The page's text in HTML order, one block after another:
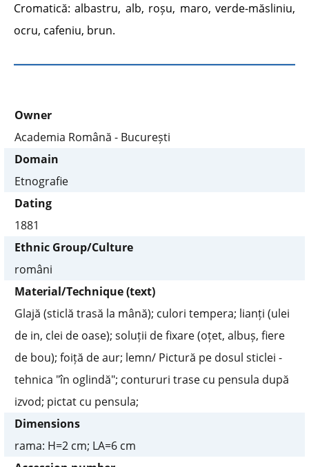
Cromatică: albastru, alb, roșu, maro, verde-măsliniu,
ocru, cafeniu, brun.
Owner
Academia Română - București
Domain
Etnografie
Dating
1881
Ethnic Group/Culture
români
Material/Technique (text)
Glajă (sticlă trasă la mână); culori tempera; lianți (ulei
de in, clei de oase); soluții de fixare (oțet, albuș, fiere
de bou); foiță de aur; lemn/ Pictură pe dosul sticlei -
tehnica "în oglindă"; contururi trase cu pensula după
izvod; pictat cu pensula;
Dimensions
rama: H=2 cm; LA=6 cm